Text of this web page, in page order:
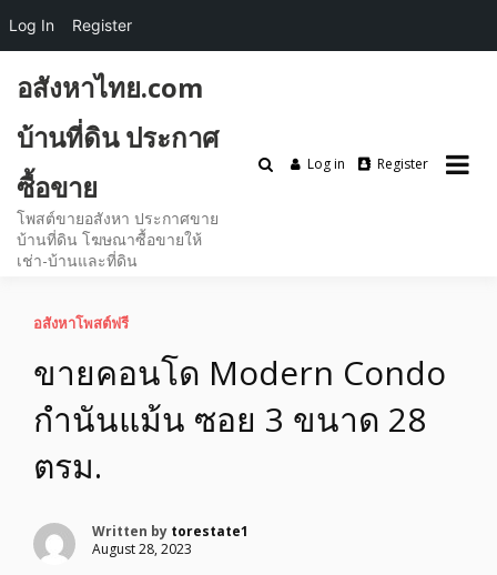
content
อสังหาไทย.com
บ้านที่ดิน ประกาศ
ซื้อขาย
โพสต์ขายอสังหา ประกาศขาย
บ้านที่ดิน โฆษณาซื้อขายให้
เช่า-บ้านและที่ดิน
Log in Register
อสังหาโพสต์ฟรี
ขายคอนโด Modern Condo
กำนันแม้น ซอย 3 ขนาด 28
ตรม.
Written by torestate1
August 28, 2023
Log In Register